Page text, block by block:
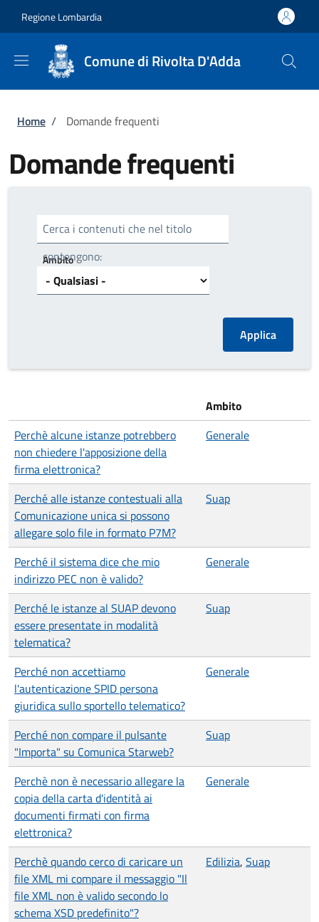
Regione Lombardia
Comune di Rivolta D'Adda
Briciole di pane
Home / Domande frequenti
Domande frequenti
Cerca i contenuti che nel titolo
contengono:
Ambito
Ambito
Perchè alcune istanze potrebbero
non chiedere l'apposizione della
firma elettronica?
Generale
Perché alle istanze contestuali alla
Comunicazione unica si possono
allegare solo file in formato P7M?
Suap
Perché il sistema dice che mio
indirizzo PEC non è valido?
Generale
Perché le istanze al SUAP devono
essere presentate in modalità
telematica?
Suap
Perché non accettiamo
l'autenticazione SPID persona
giuridica sullo sportello telematico?
Generale
Perché non compare il pulsante
"Importa" su Comunica Starweb?
Suap
Perchè non è necessario allegare la
copia della carta d'identità ai
documenti firmati con firma
elettronica?
Generale
Perchè quando cerco di caricare un
file XML mi compare il messaggio "Il
file XML non è valido secondo lo
schema XSD predefinito"?
Edilizia, Suap